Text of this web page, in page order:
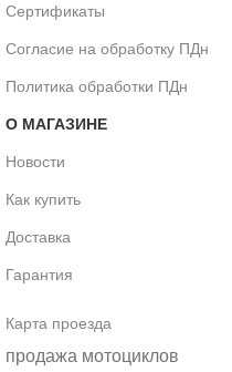
Сертификаты
Согласие на обработку ПДн
Политика обработки ПДн
О МАГАЗИНЕ
Новости
Как купить
Доставка
Гарантия
Карта проезда
продажа мотоциклов